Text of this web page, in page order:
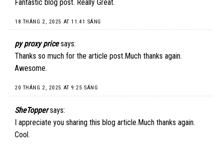
Fantastic blog post. Really Great.
18 THÁNG 2, 2025 AT 11:41 SÁNG
py proxy price says:
Thanks so much for the article post.Much thanks again.
Awesome.
20 THÁNG 2, 2025 AT 9:25 SÁNG
SheTopper says:
I appreciate you sharing this blog article.Much thanks again.
Cool.